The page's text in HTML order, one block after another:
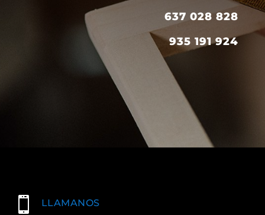
637 028 828
935 191 924

LLAMANOS